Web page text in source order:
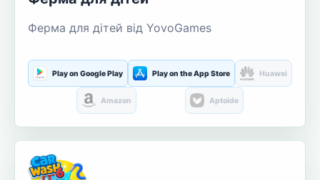
Ферма для дітей від YovoGames
Play on Google Play Play on the App Store Huawei
Amazon Aptoide